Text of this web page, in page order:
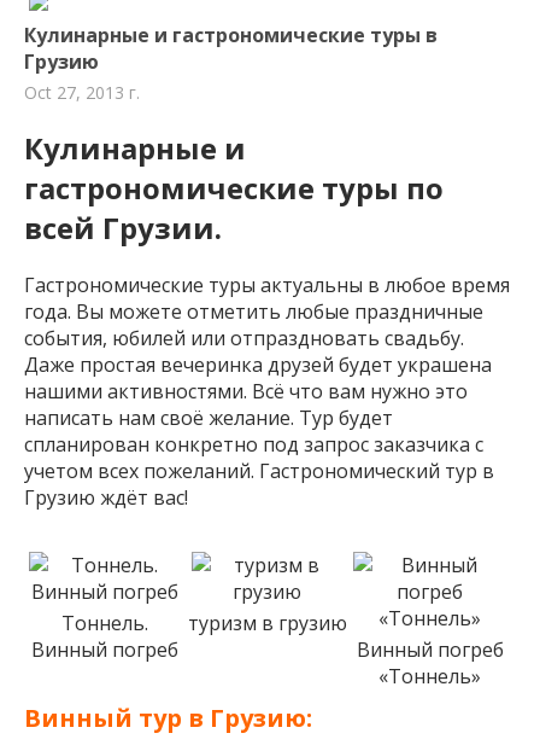
Кулинарные и гастрономические туры в
Грузию
Oct 27, 2013 г.
Кулинарные и
гастрономические туры по
всей Грузии.
Гастрономические туры актуальны в любое время
года. Вы можете отметить любые праздничные
события, юбилей или отпраздновать свадьбу.
Даже простая вечеринка друзей будет украшена
нашими активностями. Всё что вам нужно это
написать нам своё желание. Тур будет
спланирован конкретно под запрос заказчика с
учетом всех пожеланий. Гастрономический тур в
Грузию ждёт вас!
Тоннель.
Винный погреб
туризм в грузию
Винный погреб
«Тоннель»
Винный тур в Грузию: